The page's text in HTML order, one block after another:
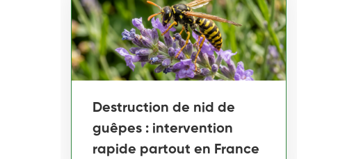
Destruction de nid de
guêpes : intervention
rapide partout en France